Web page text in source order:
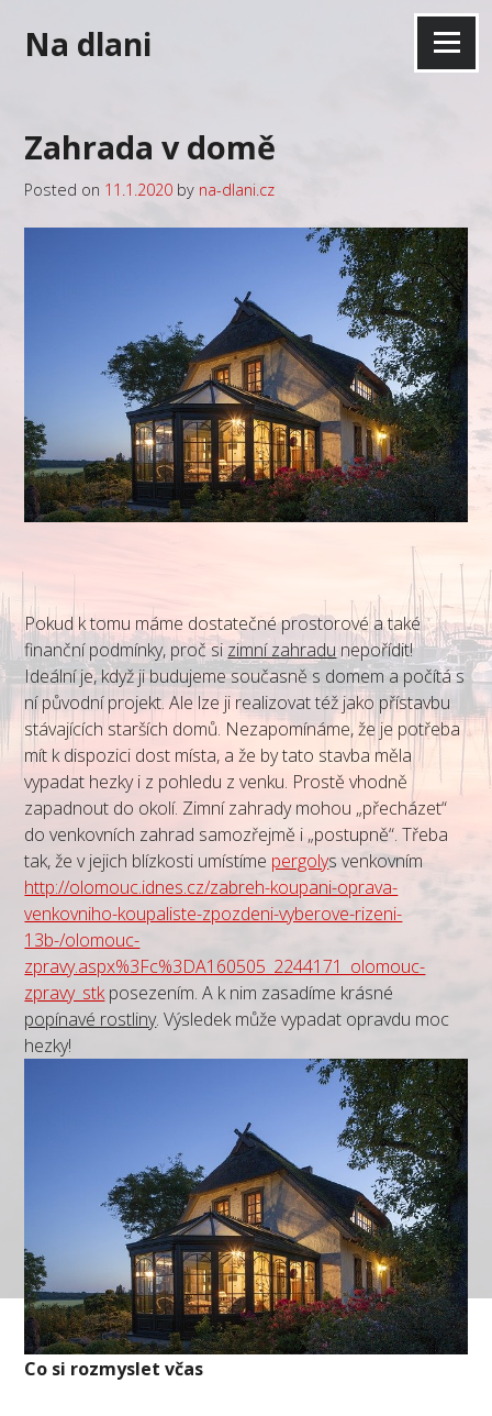
Na dlani Menu
Zahrada v domě
Posted on 11.1.2020 by na-dlani.cz
Pokud k tomu máme dostatečné prostorové a také
finanční podmínky, proč si zimní zahradu nepořídit!
Ideální je, když ji budujeme současně s domem a počítá s
ní původní projekt. Ale lze ji realizovat též jako přístavbu
stávajících starších domů. Nezapomínáme, že je potřeba
mít k dispozici dost místa, a že by tato stavba měla
vypadat hezky i z pohledu z venku. Prostě vhodně
zapadnout do okolí. Zimní zahrady mohou „přecházet“
do venkovních zahrad samozřejmě i „postupně“. Třeba
tak, že v jejich blízkosti umístíme pergolys venkovním
http://olomouc.idnes.cz/zabreh-koupani-oprava-
venkovniho-koupaliste-zpozdeni-vyberove-rizeni-
13b-/olomouc-
zpravy.aspx%3Fc%3DA160505_2244171_olomouc-
zpravy_stkposezením. A k nim zasadíme krásné
popínavé rostliny. Výsledek může vypadat opravdu moc
hezky!
Co si rozmyslet včas